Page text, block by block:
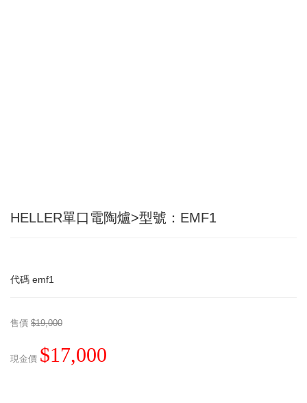
HELLER單口電陶爐>型號：EMF1
代碼 emf1
售價 $19,000
現金價 $17,000